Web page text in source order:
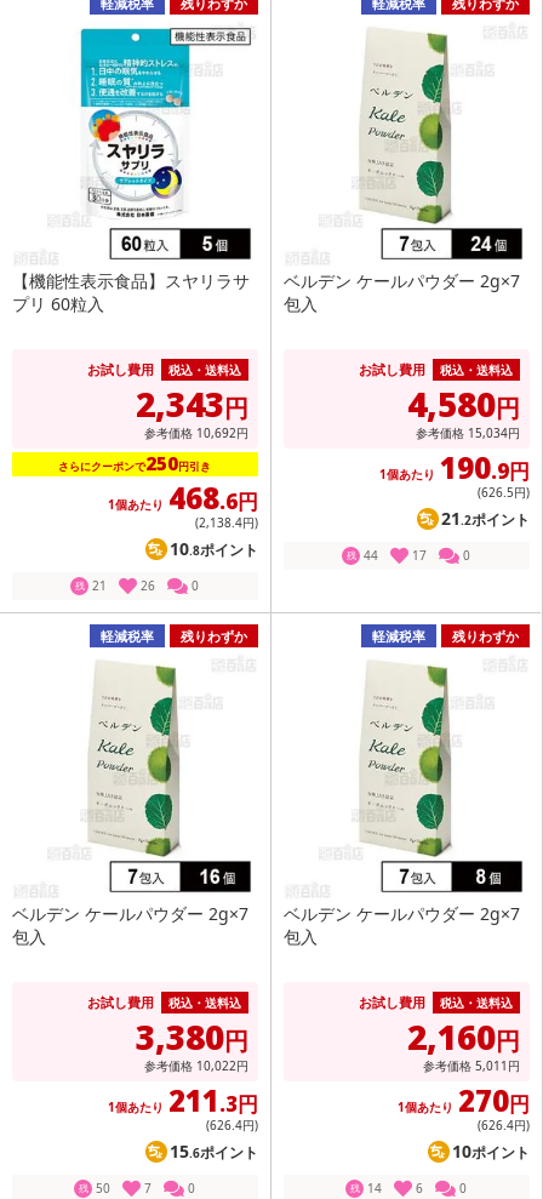
【機能性表示食品】スヤリラサ
プリ 60粒入
お試し費用 税込・送料込
2,343円
参考価格 10,692円
さらにクーポンで250円引き
1個あたり 468.6円
(2,138.4円)
10.8ポイント
残 21 26 0
ベルデン ケールパウダー 2g×7
包入
お試し費用 税込・送料込
4,580円
参考価格 15,034円
1個あたり 190.9円
(626.5円)
21 .2ポイント
残 44 17 0
軽減税率 残りわずか
ベルデン ケールパウダー 2g×7
包入
お試し費用 税込・送料込
3,380円
参考価格 10,022円
1個あたり 211.3円
(626.4円)
15.6ポイント
残 50 7 0
軽減税率 残りわずか
ベルデン ケールパウダー 2g×7
包入
お試し費用 税込・送料込
2,160円
参考価格 5,011 円
1個あたり 270円
(626.4円)
10ポイント
残 14 6 0